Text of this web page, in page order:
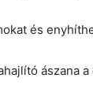
és
ászana